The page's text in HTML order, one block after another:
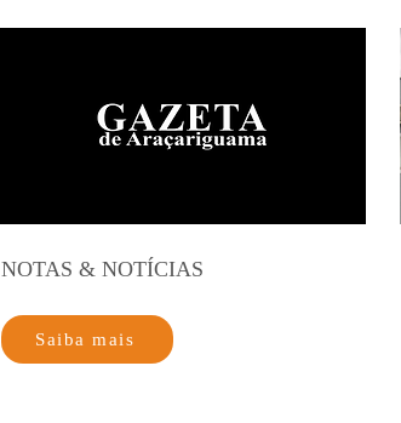
NOTAS & NOTÍCIAS
Saiba mais